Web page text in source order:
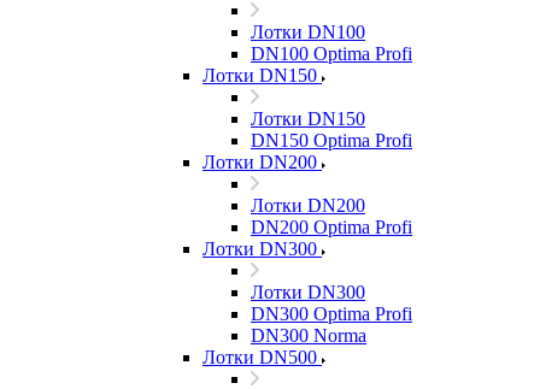
Лотки DN100
DN100 Optima Profi
Лотки DN150
Лотки DN150
DN150 Optima Profi
Лотки DN200
Лотки DN200
DN200 Optima Profi
Лотки DN300
Лотки DN300
DN300 Optima Profi
DN300 Norma
Лотки DN500